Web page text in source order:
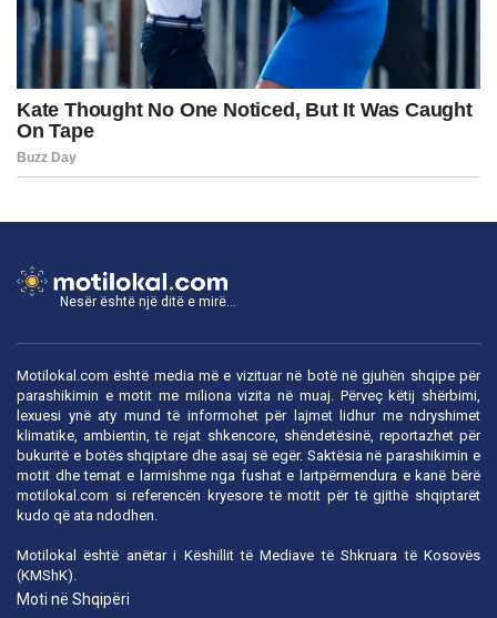
Nesër është një ditë e mirë...
Motilokal.com është media më e vizituar në botë në gjuhën shqipe për
parashikimin e motit me miliona vizita në muaj. Përveç këtij shërbimi,
lexuesi ynë aty mund të informohet për lajmet lidhur me ndryshimet
klimatike, ambientin, të rejat shkencore, shëndetësinë, reportazhet për
bukuritë e botës shqiptare dhe asaj së egër. Saktësia në parashikimin e
motit dhe temat e larmishme nga fushat e lartpërmendura e kanë bërë
motilokal.com si referencën kryesore të motit për të gjithë shqiptarët
kudo që ata ndodhen.
Motilokal është anëtar i Këshillit të Mediave të Shkruara të Kosovës
(KMShK).
Moti në Shqipëri